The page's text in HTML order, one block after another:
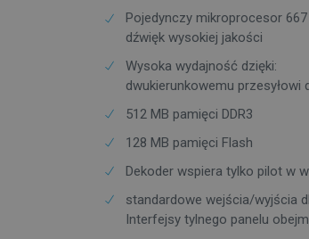
Pojedynczy mikroprocesor
dźwięk wysokiej jakości
Wysoka wydajność dzięki:
dwukierunkowemu przesyłowi
512 MB pamięci DDR3
128 MB pamięci Flash
Dekoder wspiera tylko pilot w
standardowe wejścia/wyjścia
Interfejsy tylnego panelu